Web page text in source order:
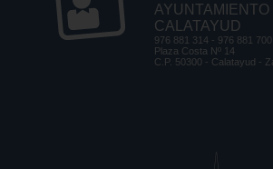
AYUNTAMIENTO
CALATAYUD
976 881 314 - 976 881 700
Plaza Costa Nº 14
C.P. 50300 - Calatayud -